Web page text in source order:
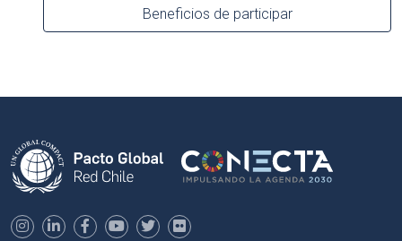
Beneficios de participar